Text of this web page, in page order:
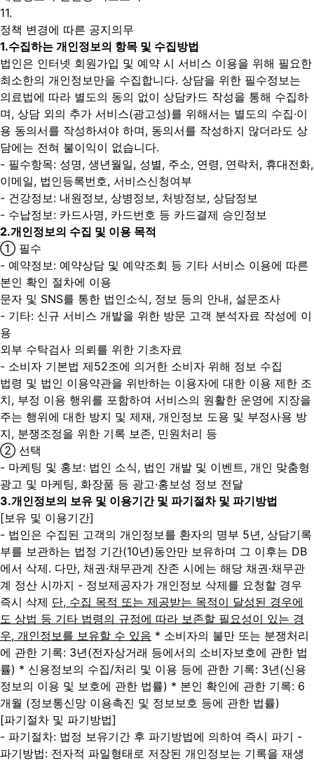
11.
정책 변경에 따른 공지의무
1.수집하는 개인정보의 항목 및 수집방법
법인은 인터넷 회원가입 및 예약 시 서비스 이용을 위해 필요한
최소한의 개인정보만을 수집합니다. 상담을 위한 필수정보는
의료법에 따라 별도의 동의 없이 상담카드 작성을 통해 수집하
며, 상담 외의 추가 서비스(광고성)를 위해서는 별도의 수집·이
용 동의서를 작성하셔야 하며, 동의서를 작성하지 않더라도 상
담에는 전혀 불이익이 없습니다.
- 필수항목: 성명, 생년월일, 성별, 주소, 연령, 연락처, 휴대전화,
이메일, 법인등록번호, 서비스신청여부
- 건강정보: 내원정보, 상병정보, 처방정보, 상담정보
- 수납정보: 카드사명, 카드번호 등 카드결제 승인정보
2.개인정보의 수집 및 이용 목적
① 필수
- 예약정보: 예약상담 및 예약조회 등 기타 서비스 이용에 따른
본인 확인 절차에 이용
문자 및 SNS를 통한 법인소식, 정보 등의 안내, 설문조사
- 기타: 신규 서비스 개발을 위한 방문 고객 분석자료 작성에 이
용
외부 수탁검사 의뢰를 위한 기초자료
- 소비자 기본법 제52조에 의거한 소비자 위해 정보 수집
법령 및 법인 이용약관을 위반하는 이용자에 대한 이용 제한 조
치, 부정 이용 행위를 포함하여 서비스의 원활한 운영에 지장을
주는 행위에 대한 방지 및 제재, 개인정보 도용 및 부정사용 방
지, 분쟁조정을 위한 기록 보존, 민원처리 등
② 선택
- 마케팅 및 홍보: 법인 소식, 법인 개발 및 이벤트, 개인 맞춤형
광고 및 마케팅, 화장품 등 광고·홍보성 정보 전달
3.개인정보의 보유 및 이용기간 및 파기절차 및 파기방법
[보유 및 이용기간]
- 법인은 수집된 고객의 개인정보를 환자의 명부 5년, 상담기록
부를 보관하는 법정 기간(10년)동안만 보유하며 그 이후는 DB
에서 삭제. 다만, 채권·채무관계 잔존 시에는 해당 채권·채무관
계 정산 시까지 - 정보제공자가 개인정보 삭제를 요청할 경우
즉시 삭제 단, 수집 목적 또는 제공받는 목적이 달성된 경우에
도 상법 등 기타 법령의 규정에 따라 보존할 필요성이 있는 경
우, 개인정보를 보유할 수 있음 * 소비자의 불만 또는 분쟁처리
에 관한 기록: 3년(전자상거래 등에서의 소비자보호에 관한 법
률) * 신용정보의 수집/처리 및 이용 등에 관한 기록: 3년(신용
정보의 이용 및 보호에 관한 법률) * 본인 확인에 관한 기록: 6
개월 (정보통신망 이용촉진 및 정보보호 등에 관한 법률)
[파기절차 및 파기방법]
- 파기절차: 법정 보유기간 후 파기방법에 의하여 즉시 파기 -
파기방법: 전자적 파일형태로 저장된 개인정보는 기록을 재생